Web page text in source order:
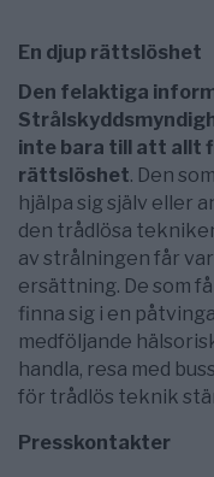
En djup rättslöshet
Den felaktiga
inte bara till att allt
rättslöshet. Den
hjälpa sig själv eller
den trådlösa
av strålningen får
ersättning. De som
finna sig i en
medföljande
handla, resa med
för trådlös teknik
Presskontakter